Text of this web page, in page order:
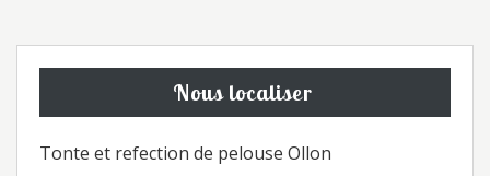
Nous localiser
Tonte et refection de pelouse Ollon